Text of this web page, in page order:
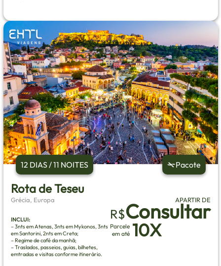
12 DIAS / 11 NOITES Pacote
Rota de Teseu
Grécia, Europa
INCLUI:
– 3nts em Atenas, 3nts em Mykonos, 3nts
em Santorini, 2nts em Creta;
– Regime de café da manhã;
– Traslados, passeios, guias, bilhetes,
emtradas e visitas conforme itinerário.
APARTIR DE
R$Consultar
Parcele
em até 10X